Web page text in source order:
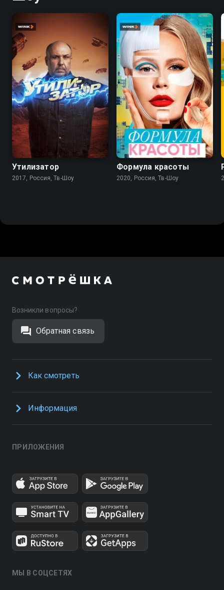
7.4
Утилизатор
2017, Россия, Тв-Шоу
7.8
Формула красоты
2020, Россия, Тв-Шоу
Возникли вопросы?
Обратная связь
Как смотреть
Информация
ПРИЛОЖЕНИЯ
МЫ В СОЦСЕТЯХ